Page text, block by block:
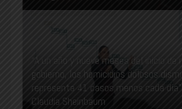
“A un año y nueve meses del inicio de
gobierno, los homicidios dolosos
representa 41 casos menos cada
Claudia Sheinbaum